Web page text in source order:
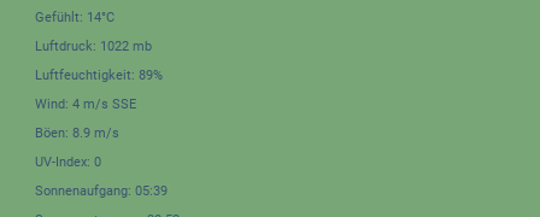
Gefühlt: 14°C
Luftdruck: 1022 mb
Luftfeuchtigkeit: 89%
Wind: 4 m/s SSE
Böen: 8.9 m/s
UV-Index: 0
Sonnenaufgang: 05:39